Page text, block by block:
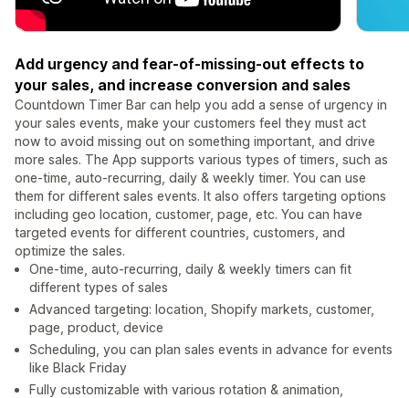
Add urgency and fear-of-missing-out effects to
your sales, and increase conversion and sales
Countdown Timer Bar can help you add a sense of urgency in
your sales events, make your customers feel they must act
now to avoid missing out on something important, and drive
more sales. The App supports various types of timers, such as
one-time, auto-recurring, daily & weekly timer. You can use
them for different sales events. It also offers targeting options
including geo location, customer, page, etc. You can have
targeted events for different countries, customers, and
optimize the sales.
One-time, auto-recurring, daily & weekly timers can fit
different types of sales
Advanced targeting: location, Shopify markets, customer,
page, product, device
Scheduling, you can plan sales events in advance for events
like Black Friday
Fully customizable with various rotation & animation,